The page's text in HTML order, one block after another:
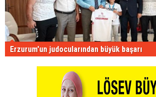
Erzurum'un judocularından büyük başarı